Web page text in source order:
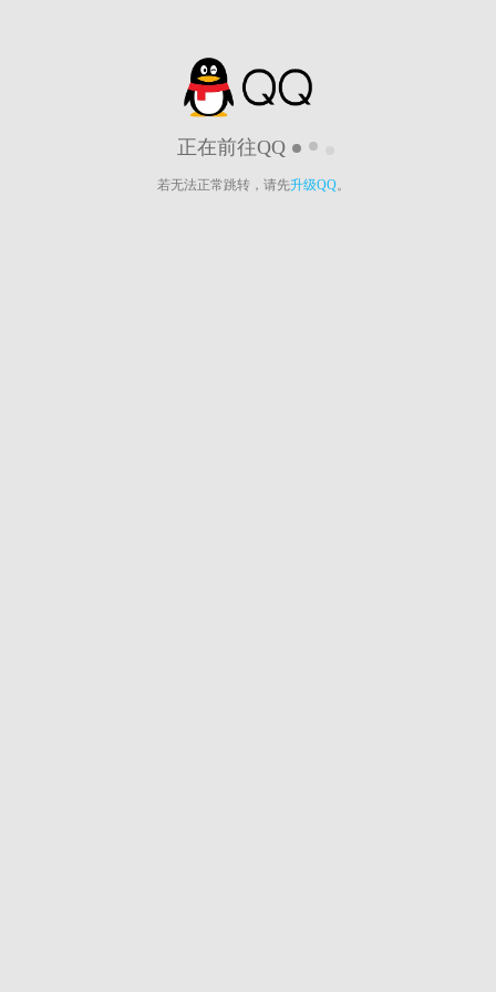
正在前往QQ
若无法正常跳转，请先升级QQ。